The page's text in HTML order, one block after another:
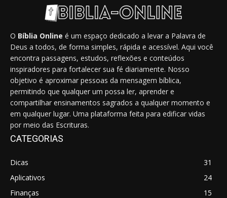
O Bíblia Online é um espaço dedicado a levar a Palavra de
Deus a todos, de forma simples, rápida e acessível. Aqui você
encontra passagens, estudos, reflexões e conteúdos
inspiradores para fortalecer sua fé diariamente. Nosso
objetivo é aproximar pessoas da mensagem bíblica,
permitindo que qualquer um possa ler, aprender e
compartilhar ensinamentos sagrados a qualquer momento e
em qualquer lugar. Uma plataforma feita para edificar vidas
por meio das Escrituras.
CATEGORIAS
Dicas
31
Aplicativos
24
Finanças
15